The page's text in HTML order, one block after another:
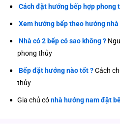
Cách đặt hướng bếp hợp phong
Xem hướng bếp theo hướng
Nhà có 2 bếp có sao không ?
phong thủy
Bếp đặt hướng nào tốt ?Cách
thủy
Gia chủ cónhà hướng nam đặt